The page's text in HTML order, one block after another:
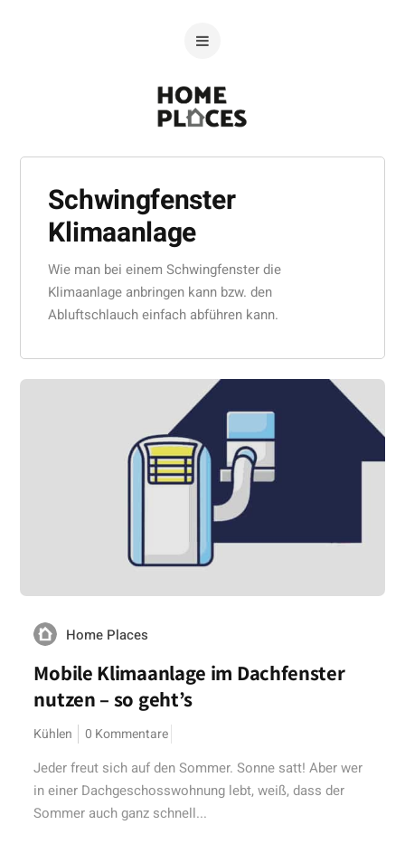
Schwingfenster
Klimaanlage
Wie man bei einem Schwingfenster die
Klimaanlage anbringen kann bzw. den
Abluftschlauch einfach abführen kann.
Home Places
Mobile Klimaanlage im Dachfenster
nutzen – so geht’s
Kühlen 0 Kommentare
Jeder freut sich auf den Sommer. Sonne satt! Aber wer
in einer Dachgeschosswohnung lebt, weiß, dass der
Sommer auch ganz schnell...